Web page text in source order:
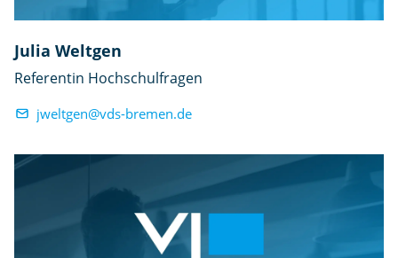
Julia Weltgen
Referentin Hochschulfragen
jweltgen@vds-bremen.de